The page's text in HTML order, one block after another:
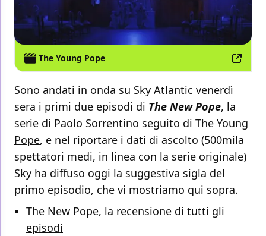
The Young Pope
Sono andati in onda su Sky Atlantic venerdì
sera i primi due episodi di The New Pope, la
serie di Paolo Sorrentino seguito di The Young
Pope, e nel riportare i dati di ascolto (500mila
spettatori medi, in linea con la serie originale)
Sky ha diffuso oggi la suggestiva sigla del
primo episodio, che vi mostriamo qui sopra.
The New Pope, la recensione di tutti gli
episodi